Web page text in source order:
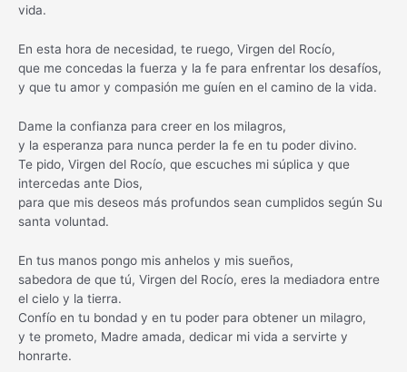
vida.
En esta hora de necesidad, te ruego, Virgen del Rocío,
que me concedas la fuerza y la fe para enfrentar los desafíos,
y que tu amor y compasión me guíen en el camino de la vida.
Dame la confianza para creer en los milagros,
y la esperanza para nunca perder la fe en tu poder divino.
Te pido, Virgen del Rocío, que escuches mi súplica y que
intercedas ante Dios,
para que mis deseos más profundos sean cumplidos según Su
santa voluntad.
En tus manos pongo mis anhelos y mis sueños,
sabedora de que tú, Virgen del Rocío, eres la mediadora entre
el cielo y la tierra.
Confío en tu bondad y en tu poder para obtener un milagro,
y te prometo, Madre amada, dedicar mi vida a servirte y
honrarte.